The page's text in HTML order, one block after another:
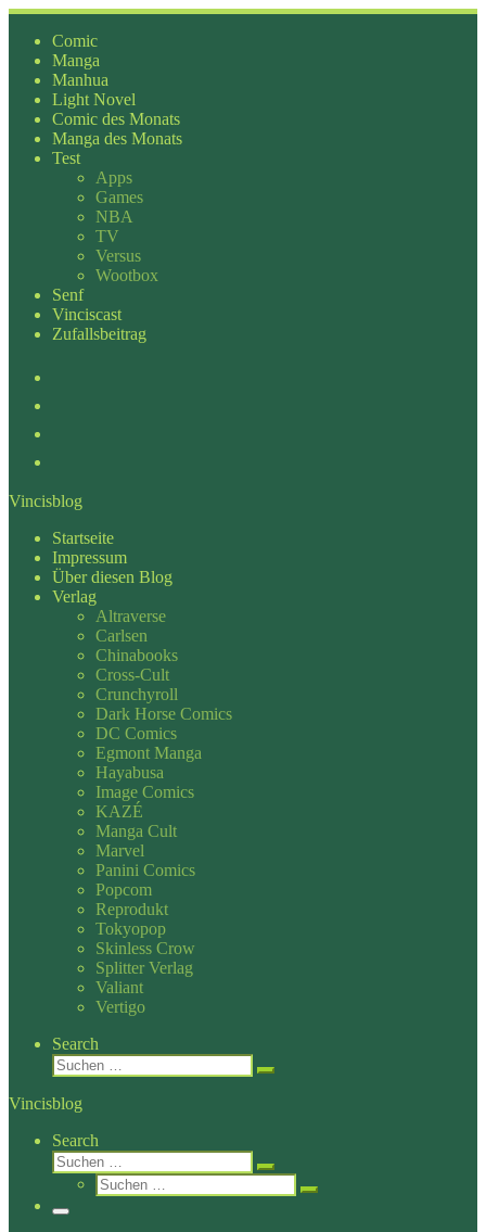
Zum
Inhalt
springen
Comic
Manga
Manhua
Light Novel
Comic des Monats
Manga des Monats
Test
Apps
Games
NBA
TV
Versus
Wootbox
Senf
Vinciscast
Zufallsbeitrag
Vincisblog
Startseite
Impressum
Über diesen Blog
Verlag
Altraverse
Carlsen
Chinabooks
Cross-Cult
Crunchyroll
Dark Horse Comics
DC Comics
Egmont Manga
Hayabusa
Image Comics
KAZÉ
Manga Cult
Marvel
Panini Comics
Popcom
Reprodukt
Tokyopop
Skinless Crow
Splitter Verlag
Valiant
Vertigo
Search
Suche
Suchen …
Vincisblog
Search
Suche
Suchen …
Suche
Suchen …
Menü